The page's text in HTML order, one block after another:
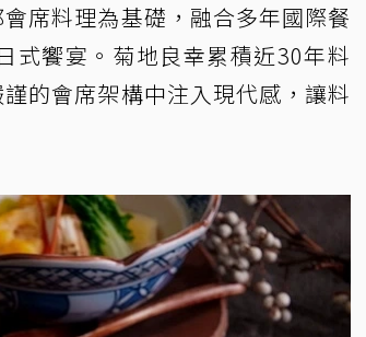
席料理為基礎，融合多年國際餐
式饗宴。菊地良幸累積近30年料
的會席架構中注入現代感，讓料